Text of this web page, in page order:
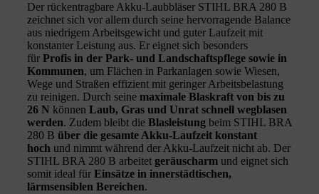
Der rückentragbare Akku-Laubbläser STIHL BRA 280 B
zeichnet sich vor allem durch seine hervorragende Balance
aus niedrigem Arbeitsgewicht und guter Laufzeit mit
konstanter Leistung aus. Er eignet sich besonders
für Profis in der Park- und Landschaftspflege sowie in
Kommunen, um Flächen in Parkanlagen sowie Wiesen,
Wege und Straßen effizient mit geringer Arbeitsbelastung
zu reinigen. Durch seine maximale Blaskraft von bis zu
26 N können Laub, Gras und Unrat schnell wegblasen
werden. Zudem bleibt die Blasleistung beim STIHL BRA
280 B über die gesamte Akku-Laufzeit konstant
hoch und nimmt während der Akku-Laufzeit nicht ab. Der
STIHL BRA 280 B arbeitet geräuscharm und eignet sich
somit ideal für Einsätze in innerstädtischen,
lärmsensiblen Bereichen.